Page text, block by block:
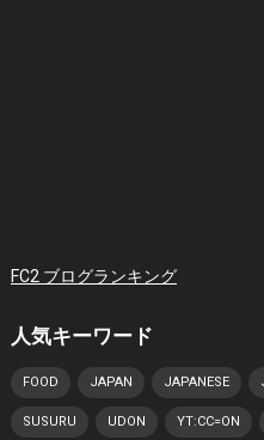
FC2 ブログランキング
人気キーワード
FOOD JAPAN JAPANESE
SUSURU UDON YT:CC=ON